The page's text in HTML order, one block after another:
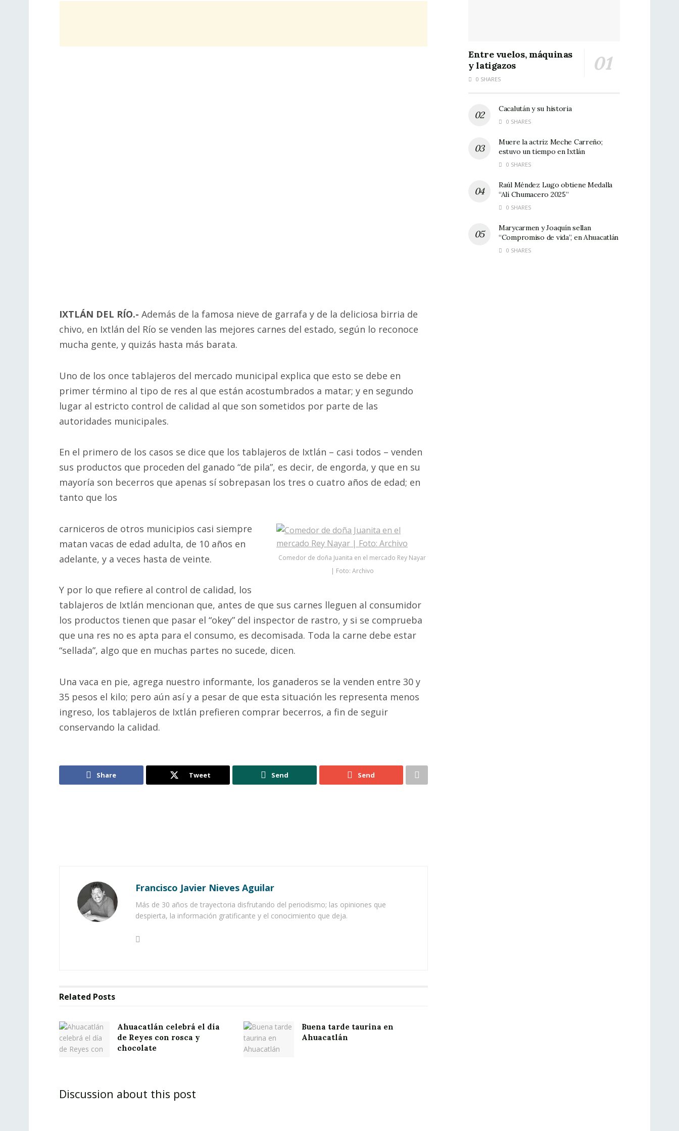
IXTLÁN DEL RÍO.- Además de la famosa nieve de garrafa y de la deliciosa birria de
chivo, en Ixtlán del Río se venden las mejores carnes del estado, según lo reconoce
mucha gente, y quizás hasta más barata.
Uno de los once tablajeros del mercado municipal explica que esto se debe en
primer término al tipo de res al que están acostumbrados a matar; y en segundo
lugar al estricto control de calidad al que son sometidos por parte de las
autoridades municipales.
En el primero de los casos se dice que los tablajeros de Ixtlán – casi todos – venden
sus productos que proceden del ganado “de pila”, es decir, de engorda, y que en su
mayoría son becerros que apenas sí sobrepasan los tres o cuatro años de edad; en
tanto que los
Comedor de doña Juanita en el mercado Rey Nayar
| Foto: Archivo
carniceros de otros municipios casi siempre
matan vacas de edad adulta, de 10 años en
adelante, y a veces hasta de veinte.
Y por lo que refiere al control de calidad, los
tablajeros de Ixtlán mencionan que, antes de que sus carnes lleguen al consumidor
los productos tienen que pasar el “okey” del inspector de rastro, y si se comprueba
que una res no es apta para el consumo, es decomisada. Toda la carne debe estar
“sellada”, algo que en muchas partes no sucede, dicen.
Una vaca en pie, agrega nuestro informante, los ganaderos se la venden entre 30 y
35 pesos el kilo; pero aún así y a pesar de que esta situación les representa menos
ingreso, los tablajeros de Ixtlán prefieren comprar becerros, a fin de seguir
conservando la calidad.
Share Tweet Send Send
Francisco Javier Nieves Aguilar
Más de 30 años de trayectoria disfrutando del periodismo; las opiniones que
despierta, la información gratificante y el conocimiento que deja.
Related Posts
Ahuacatlán celebrá el día
de Reyes con rosca y
chocolate
Buena tarde taurina en
Ahuacatlán
Discussion about this post
Entre vuelos, máquinas
y latigazos
0 SHARES
Cacalután y su historia
0 SHARES
Muere la actriz Meche Carreño;
estuvo un tiempo en Ixtlán
0 SHARES
Raúl Méndez Lugo obtiene Medalla
“Alí Chumacero 2025”
0 SHARES
Marycarmen y Joaquín sellan
“Compromiso de vida”, en Ahuacatlán
0 SHARES